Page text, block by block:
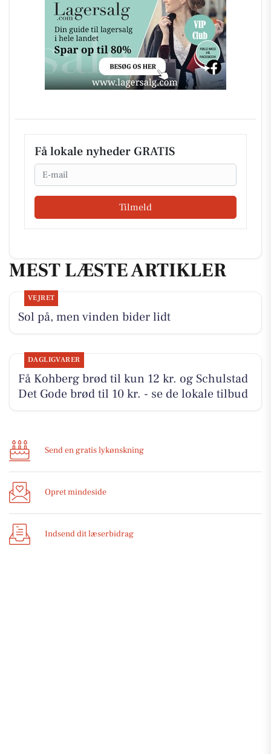
Få lokale nyheder GRATIS
Email
Tilmeld
MEST LÆSTE ARTIKLER
VEJRET
Sol på, men vinden bider lidt
DAGLIGVARER
Få Kohberg brød til kun 12 kr. og Schulstad
Det Gode brød til 10 kr. - se de lokale tilbud
Send en gratis lykønskning
Opret mindeside
Indsend dit læserbidrag